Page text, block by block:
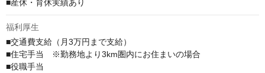
■産休・育休実績あり
福利厚生
■交通費支給（月3万円まで支給）
■住宅手当　※勤務地より3km圏内にお住まいの場合
■役職手当